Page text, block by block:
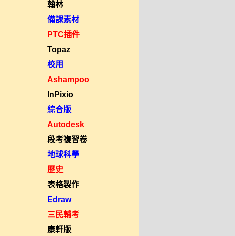
翰林
備課素材
PTC插件
Topaz
校用
Ashampoo
InPixio
綜合版
Autodesk
段考複習卷
地球科學
歷史
表格製作
Edraw
三民輔考
康軒版